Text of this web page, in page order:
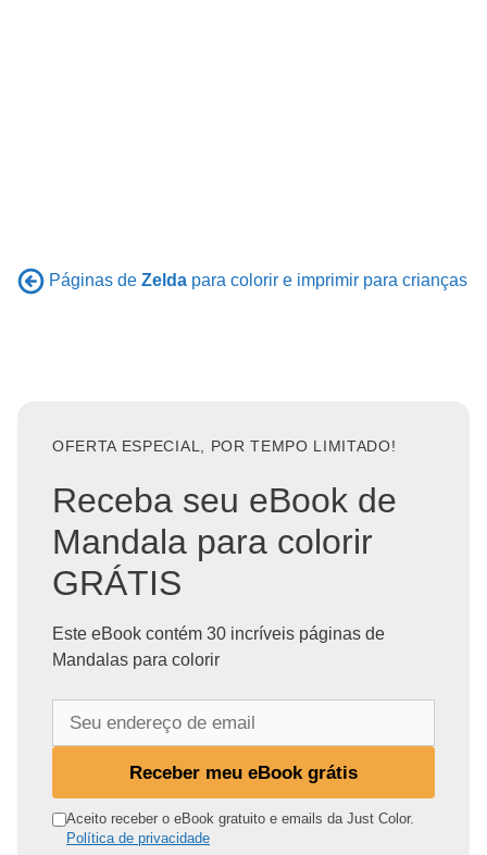
Páginas de Zelda para colorir e imprimir para crianças
OFERTA ESPECIAL, POR TEMPO LIMITADO!
Receba seu eBook de
Mandala para colorir
GRÁTIS
Este eBook contém 30 incríveis páginas de
Mandalas para colorir
n
Receber meu eBook grátis
Aceito receber o eBook gratuito e emails da Just Color.
Política de privacidade